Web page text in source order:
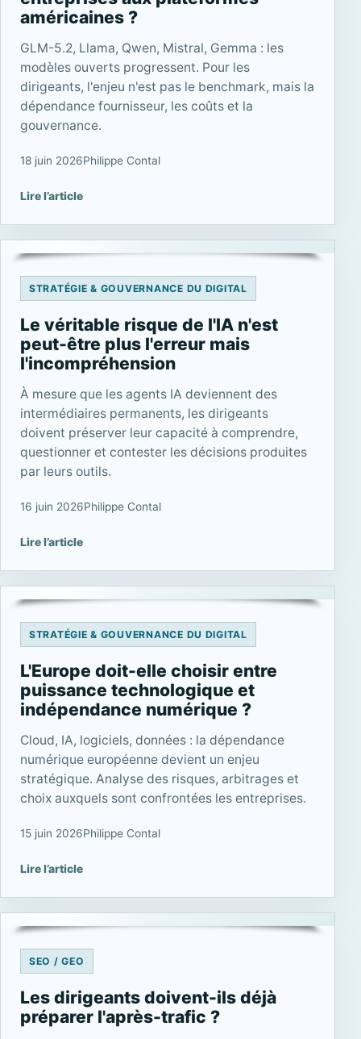
américaines ?
GLM-5.2, Llama, Qwen, Mistral, Gemma : les
modèles ouverts progressent. Pour les
dirigeants, l'enjeu n'est pas le benchmark, mais la
dépendance fournisseur, les coûts et la
gouvernance.
18 juin 2026Philippe Contal
Lire l’article
STRATÉGIE & GOUVERNANCE DU DIGITAL
Le véritable risque de l'IA n'est
peut-être plus l'erreur mais
l'incompréhension
À mesure que les agents IA deviennent des
intermédiaires permanents, les dirigeants
doivent préserver leur capacité à comprendre,
questionner et contester les décisions produites
par leurs outils.
16 juin 2026Philippe Contal
Lire l’article
STRATÉGIE & GOUVERNANCE DU DIGITAL
L'Europe doit-elle choisir entre
puissance technologique et
indépendance numérique ?
Cloud, IA, logiciels, données : la dépendance
numérique européenne devient un enjeu
stratégique. Analyse des risques, arbitrages et
choix auxquels sont confrontées les entreprises.
15 juin 2026Philippe Contal
Lire l’article
SEO / GEO
Les dirigeants doivent-ils déjà
préparer l'après-trafic ?